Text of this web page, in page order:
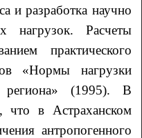
и разработка научно
нагрузок. Расчеты
практического
«Нормы нагрузки
региона» (1995). В
что в Астраханском
антропогенного